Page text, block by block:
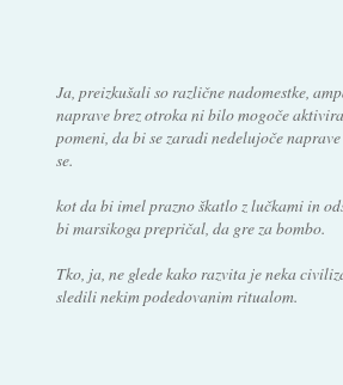
Ja, preizkušali so različne nadomestke,
naprave brez otroka ni bilo mogoče
pomeni, da bi se zaradi nedelujoče
se.
kot da bi imel prazno škatlo z lučkami in
bi marsikoga prepričal, da gre za bombo.
Tko, ja, ne glede kako razvita je neka
sledili nekim podedovanim ritualom.